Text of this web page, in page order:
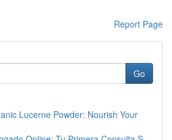
Report Page
Go
Lucerne Powder: Nourish Your